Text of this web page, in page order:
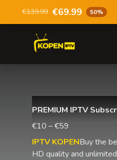
€139.99 €69.99 50%
PREMIUM IPTV
€10 – €59
IPTV KOPENBuy the
HD quality and